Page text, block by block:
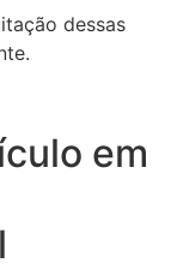
dessas
em